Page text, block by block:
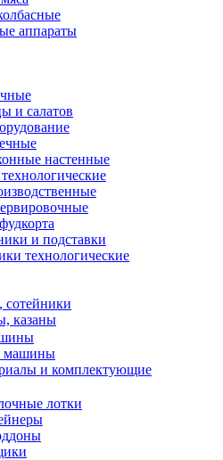
аппараты
и салатов
настенные
и подставки
технологические
сотейники
казаны
машины
и комплектующие
лотки